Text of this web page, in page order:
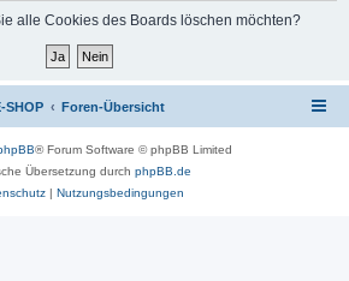
alle Cookies des Boards löschen möchten?
SHOP Foren-Übersicht
® Forum Software © phpBB Limited
Übersetzung durch phpBB.de
| Nutzungsbedingungen